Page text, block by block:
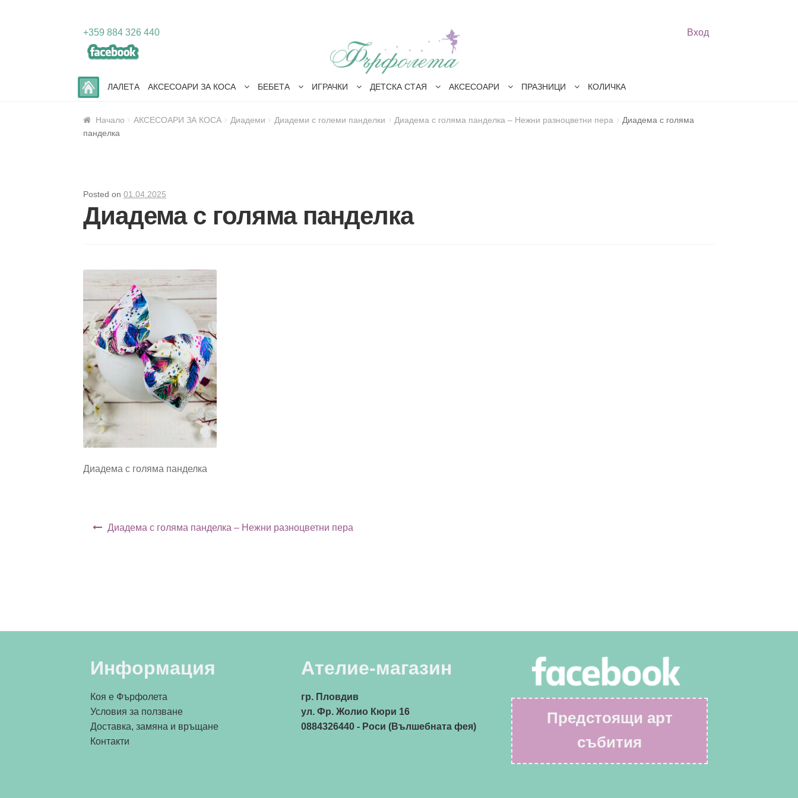
+359 884 326 440 Вход
Skip
to
navigation
Skip
to
content
ЛАЛЕТА АКСЕСОАРИ ЗА КОСА БЕБЕТА ИГРАЧКИ ДЕТСКА СТАЯ АКСЕСОАРИ ПРАЗНИЦИ КОЛИЧКА
Начало АКСЕСОАРИ ЗА КОСА Диадеми Диадеми с големи панделки Диадема с голяма панделка – Нежни разноцветни пера
Диадема с голяма
панделка
Posted on01.04.2025
Диадема с голяма панделка
Диадема с голяма панделка
Навигация
Диадема с голяма панделка – Нежни разноцветни пера
Информация
Коя е Фърфолета
Условия за ползване
Доставка, замяна и връщане
Контакти
Ателие-магазин
гр. Пловдив
ул. Фр. Жолио Кюри 16
0884326440- Роси (Вълшебната фея)
Предстоящи арт
събития